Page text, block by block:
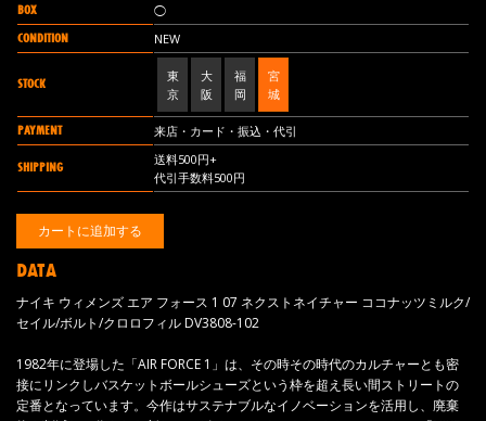
BOX ◯
CONDITION NEW
STOCK
東
京
大
阪
福
岡
宮
城
PAYMENT 来店・カード・振込・代引
SHIPPING
送料500円+
代引手数料500円
DATA
ナイキ ウィメンズ エア フォース 1 07 ネクストネイチャー ココナッツミルク/
セイル/ボルト/クロロフィル DV3808-102
1982年に登場した「AIR FORCE 1」は、その時その時代のカルチャーとも密
接にリンクしバスケットボールシューズという枠を超え長い間ストリートの
定番となっています。今作はサステナブルなイノベーションを活用し、廃棄